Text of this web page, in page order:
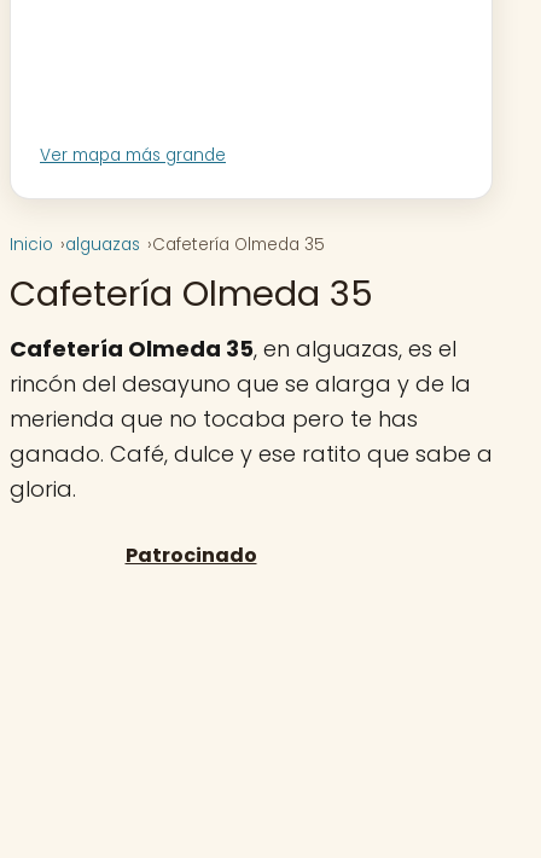
Ver mapa más grande
Inicio alguazas Cafetería Olmeda 35
Cafetería Olmeda 35
Cafetería Olmeda 35, en alguazas, es el
rincón del desayuno que se alarga y de la
merienda que no tocaba pero te has
ganado. Café, dulce y ese ratito que sabe a
gloria.